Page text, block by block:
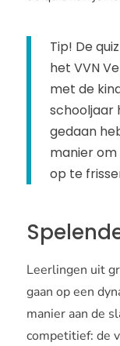
Tip! De
het VVN
met de
schooljaar
gedaan
manier
op te
Leerlingen uit
gaan op een
manier aan de
competitief: de